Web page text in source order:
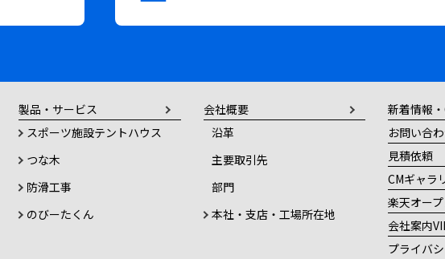
製品・サービス
スポーツ施設テントハウス
つな木
防滑工事
のびーたくん
会社概要
沿革
主要取引先
部門
本社・支店・工場所在地
新着情報
お問い合
見積依頼
CMギャラ
楽天オー
会社案内
プライバ